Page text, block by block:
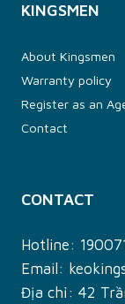
KINGSMEN
About Kingsmen
Warranty policy
Register as an
Contact
CONTACT
Hotline:
Email:
Địa chỉ: 42